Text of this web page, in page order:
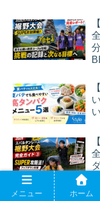
メニュー ホーム